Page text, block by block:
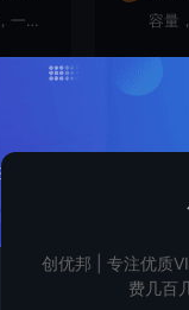
切
容量
查看
长
接受
创优邦 | 专注优质
费几百